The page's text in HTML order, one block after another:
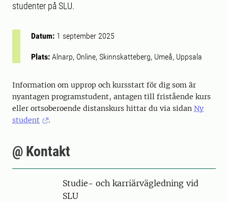
studenter på SLU.
Datum: 1 september 2025
Plats: Alnarp, Online, Skinnskatteberg, Umeå, Uppsala
Information om upprop och kursstart för dig som är
nyantagen programstudent, antagen till fristående kurs
eller ortsoberoende distanskurs hittar du via sidan Ny
student
.
@ Kontakt
Studie- och karriärvägledning vid
SLU